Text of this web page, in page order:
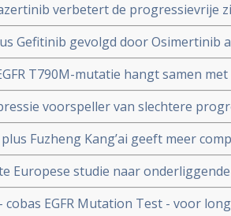
verbetert de progressievrije
bij patiënten met niet
(NSCLC), inclusief
Gefitinib gevolgd door Osimertinib
mutante niet-kleincellige
gelijk copy 1
T790M-mutatie hangt samen
en ontwikkeling van resistentie
voorspeller van slechtere
mutaties bij gebruik van Tyrosine
met EGFR mutaties.
Fuzheng Kang’ai geeft meer
mediane overall overleving met
gefitinib bij
Europese studie naar
met EGFR mutatie
cobas EGFR Mutation Test - voor